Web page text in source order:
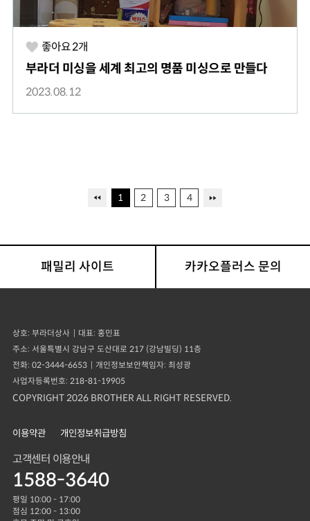
좋아요2개
부라더 미싱을 세계 최고의 명품 미싱으로 만들다
2023.08.12
1 2 3 4
패밀리 사이트 카카오플러스 문의
상호 부라더상사 대표 홍민표
주소 서울특별시 강남구 도산대로 217 (강남빌딩) 11층
전화 02-3444-6653 개인정보보안책임자 최성광
사업자등록번호 218-81-19905
COPYRIGHT 2026 BROTHER ALL RIGHT RESERVED.
이용약관 개인정보취급방침
고객센터 이용안내
1588-3640
평일 10:00 - 17:00
점심 12:00 - 13:00